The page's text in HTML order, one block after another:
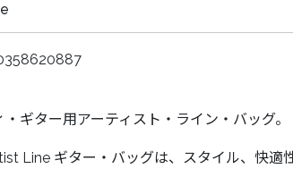
・ギター用アーティスト・ライン・バッグ。
Line ギター・バッグは、スタイル、快